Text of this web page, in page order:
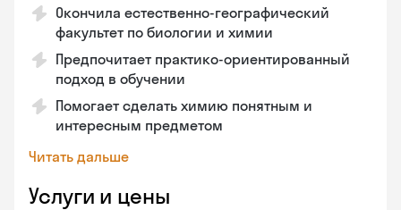
Окончила естественно-географический
факультет по биологии и химии
Предпочитает практико-ориентированный
подход в обучении
Помогает сделать химию понятным и
интересным предметом
Читать дальше
Услуги и цены